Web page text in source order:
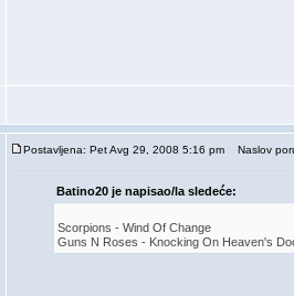
Postavljena: Pet Avg 29, 2008 5:16 pm Naslov
Batino20 je napisao/la sledeće:
Scorpions - Wind Of Change
Guns N Roses - Knocking On Heaven's